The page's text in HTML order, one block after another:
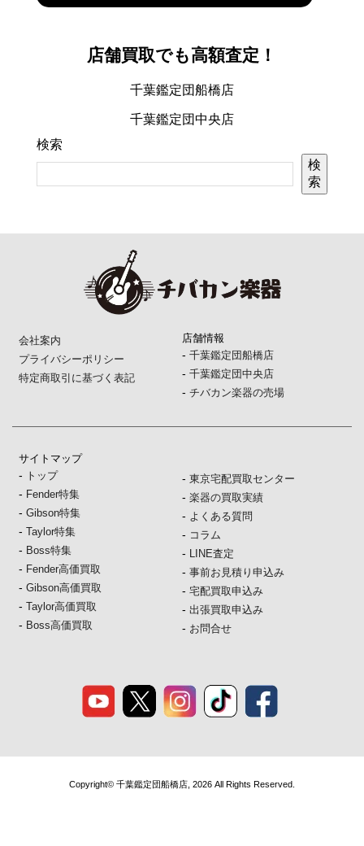
店舗買取でも高額査定！
千葉鑑定団船橋店
千葉鑑定団中央店
検索
検
索
会社案内
プライバシーポリシー
特定商取引に基づく表記
店舗情報
- 千葉鑑定団船橋店
- 千葉鑑定団中央店
- チバカン楽器の売場
サイトマップ
- トップ
- Fender特集
-Gibson特集
-Taylor特集
- Boss特集
- Fender高価買取
-Gibson高価買取
-Taylor高価買取
- Boss高価買取
- 東京宅配買取センター
- 楽器の買取実績
- よくある質問
- コラム
- LINE査定
- 事前お見積り申込み
- 宅配買取申込み
- 出張買取申込み
- お問合せ
Copyright© 千葉鑑定団船橋店, 2026 All Rights Reserved.